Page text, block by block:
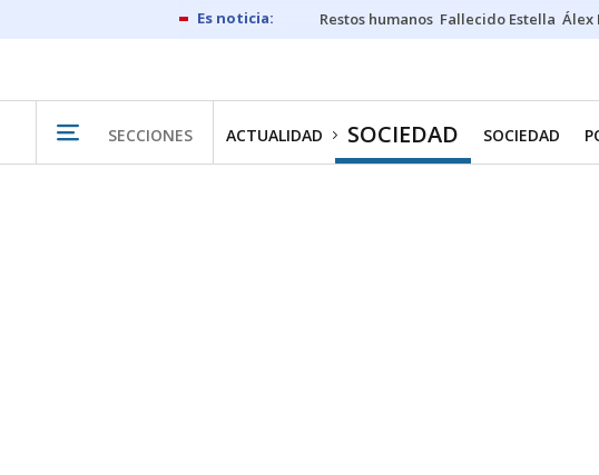
Restos humanos Fallecido Estella Álex
SECCIONES ACTUALIDAD SOCIEDAD SOCIEDAD